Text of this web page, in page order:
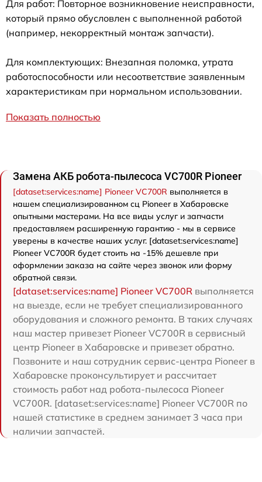
Для работ: Повторное возникновение неисправности,
который прямо обусловлен с выполненной работой
(например, некорректный монтаж запчасти).
Для комплектующих: Внезапная поломка, утрата
работоспособности или несоответствие заявленным
характеристикам при нормальном использовании.
Показать полностью
Замена АКБ робота-пылесоса VC700R Pioneer
[dataset:services:name] Pioneer VC700R выполняется в
нашем специализированном сц Pioneer в Хабаровске
опытными мастерами. На все виды услуг и запчасти
предоставляем расширенную гарантию - мы в сервисе
уверены в качестве наших услуг. [dataset:services:name]
Pioneer VC700R будет стоить на -15% дешевле при
оформлении заказа на сайте через звонок или форму
обратной связи.
[dataset:services:name] Pioneer VC700R выполняется
на выезде, если не требует специализированного
оборудования и сложного ремонта. В таких случаях
наш мастер привезет Pioneer VC700R в сервисный
центр Pioneer в Хабаровске и привезет обратно.
Позвоните и наш сотрудник сервис-центра Pioneer в
Хабаровске проконсультирует и рассчитает
стоимость работ над робота-пылесоса Pioneer
VC700R. [dataset:services:name] Pioneer VC700R по
нашей статистике в среднем занимает 3 часа при
наличии запчастей.